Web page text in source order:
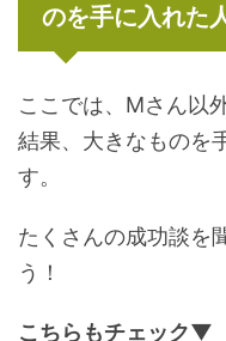
のを手に入れた
ここでは、Mさん以
結果、大きなものを
す。
たくさんの成功談を
う！
こちらもチェック▼